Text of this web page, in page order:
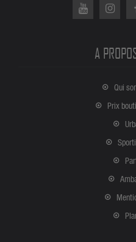
A
Qui
Prix